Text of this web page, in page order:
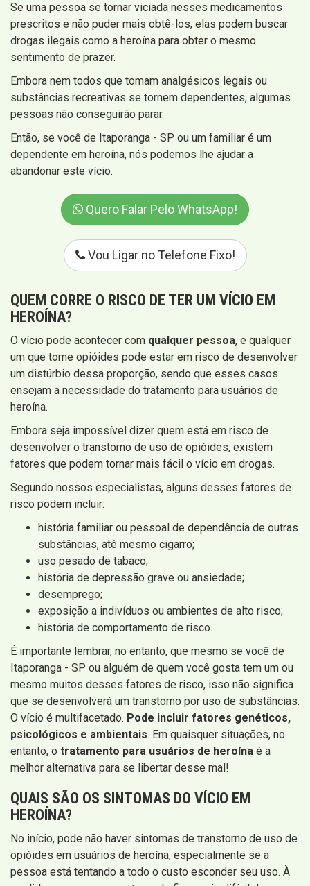
Se uma pessoa se tornar viciada nesses medicamentos
prescritos e não puder mais obtê-los, elas podem buscar
drogas ilegais como a heroína para obter o mesmo
sentimento de prazer.
Embora nem todos que tomam analgésicos legais ou
substâncias recreativas se tornem dependentes, algumas
pessoas não conseguirão parar.
Então, se você de Itaporanga - SP ou um familiar é um
dependente em heroína, nós podemos lhe ajudar a
abandonar este vício.
Quero Falar Pelo WhatsApp!
Vou Ligar no Telefone Fixo!
QUEM CORRE O RISCO DE TER UM VÍCIO EM
HEROÍNA?
O vício pode acontecer com qualquer pessoa, e qualquer
um que tome opióides pode estar em risco de desenvolver
um distúrbio dessa proporção, sendo que esses casos
ensejam a necessidade do tratamento para usuários de
heroína.
Embora seja impossível dizer quem está em risco de
desenvolver o transtorno de uso de opióides, existem
fatores que podem tornar mais fácil o vício em drogas.
Segundo nossos especialistas, alguns desses fatores de
risco podem incluir:
história familiar ou pessoal de dependência de outras
substâncias, até mesmo cigarro;
uso pesado de tabaco;
história de depressão grave ou ansiedade;
desemprego;
exposição a indivíduos ou ambientes de alto risco;
história de comportamento de risco.
É importante lembrar, no entanto, que mesmo se você de
Itaporanga - SP ou alguém de quem você gosta tem um ou
mesmo muitos desses fatores de risco, isso não significa
que se desenvolverá um transtorno por uso de substâncias.
O vício é multifacetado. Pode incluir fatores genéticos,
psicológicos e ambientais. Em quaisquer situações, no
entanto, o tratamento para usuários de heroína é a
melhor alternativa para se libertar desse mal!
QUAIS SÃO OS SINTOMAS DO VÍCIO EM
HEROÍNA?
No início, pode não haver sintomas de transtorno de uso de
opióides em usuários de heroína, especialmente se a
pessoa está tentando a todo o custo esconder seu uso. À